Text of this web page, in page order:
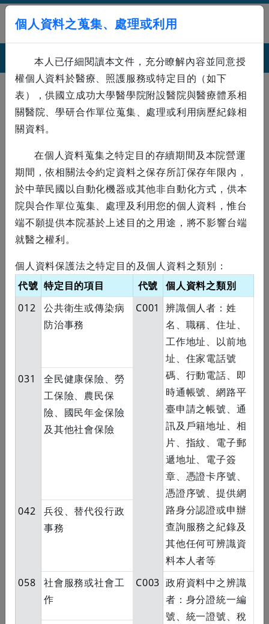
::: English |回首頁 | 預約領藥 |健康存摺
成大醫院
::: 初診掛號申請單
性別
男
女
姓名
出生日期
市話
戶籍地址
通訊地址
個人資料之蒐集、處理或利用
本人已仔細閱讀本文件，充分瞭解內容並同意授
權個人資料於醫療、照護服務或特定目的（如下
表），供國立成功大學醫學院附設醫院與醫療體系相
關醫院、學研合作單位蒐集、處理或利用病歷紀錄相
關資料。
在個人資料蒐集之特定目的存續期間及本院營運
期間，依相關法令約定資料之保存所訂保存年限內，
於中華民國以自動化機器或其他非自動化方式，供本
院與合作單位蒐集、處理及利用您的個人資料，惟台
端不願提供本院基於上述目的之用途，將不影響台端
就醫之權利。
個人資料保護法之特定目的及個人資料之類別：
代號 特定目的項目 代號
個人資料之類別
012
公共衛生或傳染病
防治事務
C001
辨識個人者：姓
名、職稱、住址、
工作地址、以前地
址、住家電話號
碼、行動電話、即
時通帳號、網路平
臺申請之帳號、通
訊及戶籍地址、相
片、指紋、電子郵
遞地址、電子簽
章、憑證卡序號、
憑證序號、提供網
路身分認證或申辦
查詢服務之紀錄及
其他任何可辨識資
料本人者等
031
全民健康保險、勞
工保險、農民保
險、國民年金保險
及其他社會保險
042
兵役、替代役行政
事務
058
社會服務或社會工
作
C003 政府資料中之辨識
者：身分證統一編
號、統一證號、稅